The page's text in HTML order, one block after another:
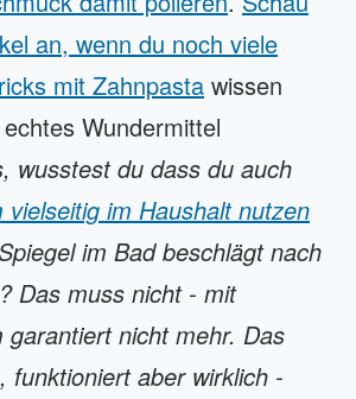
an, wenn du noch viele
mit Zahnpasta wissen
Wundermittel
wusstest du dass du auch
vielseitig im Haushalt nutzen
im Bad beschlägt nach
Das muss nicht - mit
garantiert nicht mehr. Das
funktioniert aber wirklich -